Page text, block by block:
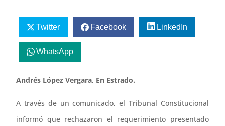
Twitter Facebook LinkedIn
WhatsApp
Andrés López Vergara, En Estrado.
A través de un comunicado, el Tribunal Constitucional
informó que rechazaron el requerimiento presentado